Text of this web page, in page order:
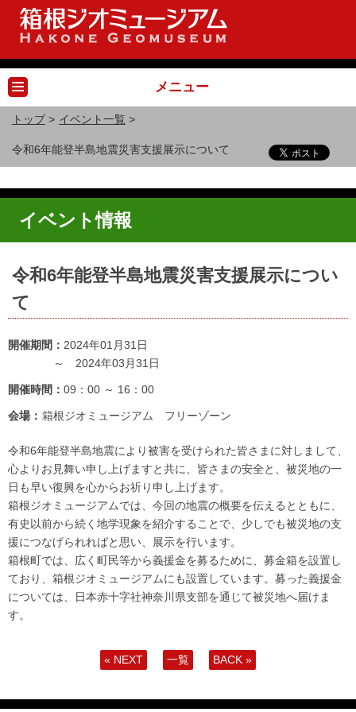
メニュー
トップ> イベント一覧 >
令和6年能登半島地震災害支援展示について
イベント情報
令和6年能登半島地震災害支援展示につい
て
開催期間： 2024年01月31日
～ 2024年03月31日
開催時間： 09：00 ～ 16：00
会場： 箱根ジオミュージアム フリーゾーン
令和6年能登半島地震により被害を受けられた皆さまに対しまして、
心よりお見舞い申し上げますと共に、皆さまの安全と、被災地の一
日も早い復興を心からお祈り申し上げます。
箱根ジオミュージアムでは、今回の地震の概要を伝えるとともに、
有史以前から続く地学現象を紹介することで、少しでも被災地の支
援につなげられればと思い、展示を行います。
箱根町では、広く町民等から義援金を募るために、募金箱を設置し
ており、箱根ジオミュージアムにも設置しています。募った義援金
については、日本赤十字社神奈川県支部を通じて被災地へ届けま
す。
« NEXT 一覧 BACK »